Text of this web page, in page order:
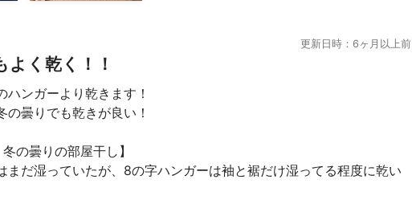
更新日時：6ヶ月以上前
よく乾く！！
ハンガーより乾きます！
の曇りでも乾きが良い！
の曇りの部屋干し】
まだ湿っていたが、8の字ハンガーは袖と裾だけ湿ってる程度に乾い